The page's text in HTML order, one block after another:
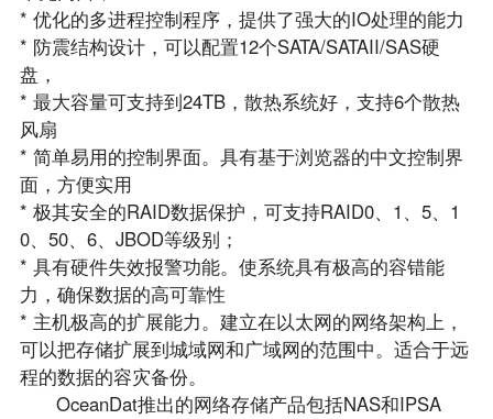
* 优化的多进程控制程序，提供了强大的IO处理的能力
* 防震结构设计，可以配置12个SATA/SATAII/SAS硬
盘，
* 最大容量可支持到24TB，散热系统好，支持6个散热
风扇
* 简单易用的控制界面。具有基于浏览器的中文控制界
面，方便实用
* 极其安全的RAID数据保护，可支持RAID0、1、5、1
0、50、6、JBOD等级别；
* 具有硬件失效报警功能。使系统具有极高的容错能
力，确保数据的高可靠性
* 主机极高的扩展能力。建立在以太网的网络架构上，
可以把存储扩展到城域网和广域网的范围中。适合于远
程的数据的容灾备份。
OceanDat推出的网络存储产品包括NAS和IPSA